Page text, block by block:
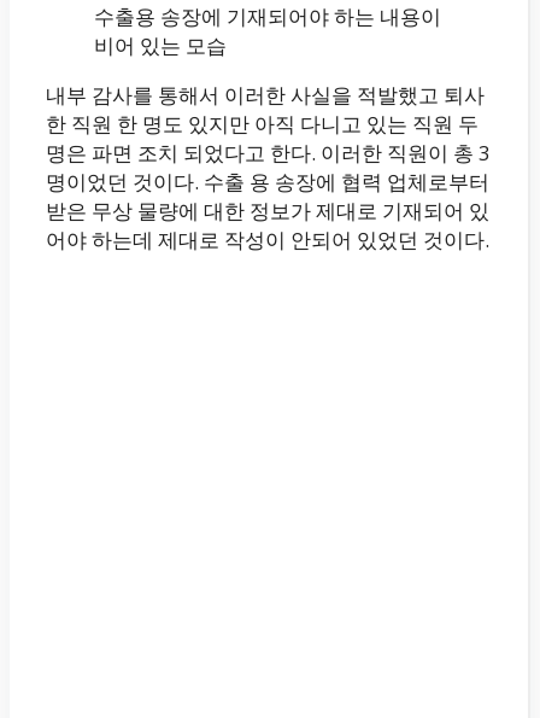
수출용 송장에 기재되어야 하는 내용이
비어 있는 모습
내부 감사를 통해서 이러한 사실을 적발했고 퇴사
한 직원 한 명도 있지만 아직 다니고 있는 직원 두
명은 파면 조치 되었다고 한다. 이러한 직원이 총 3
명이었던 것이다. 수출 용 송장에 협력 업체로부터
받은 무상 물량에 대한 정보가 제대로 기재되어 있
어야 하는데 제대로 작성이 안되어 있었던 것이다.